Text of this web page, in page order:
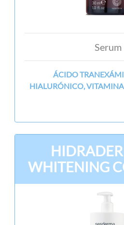
Serum
ÁCIDO
HIALURÓNICO,
WHITENING